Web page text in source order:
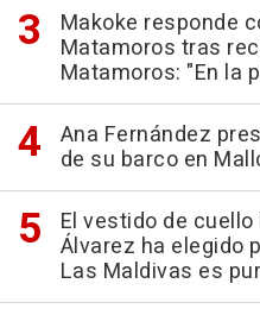
Makoke responde
Matamoros tras
Matamoros: "En la
Ana Fernández
de su barco en
El vestido de
Álvarez ha elegido
Las Maldivas es